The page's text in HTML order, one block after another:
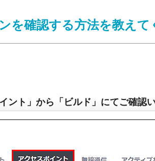
を確認する方法を教えて
ト」から「ビルド」にてご確認